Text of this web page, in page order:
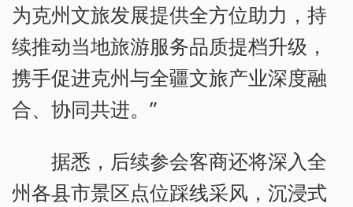
为克州文旅发展提供全方位助力，持
续推动当地旅游服务品质提档升级，
携手促进克州与全疆文旅产业深度融
合、协同共进。”
据悉，后续参会客商还将深入全
州各县市景区点位踩线采风，沉浸式